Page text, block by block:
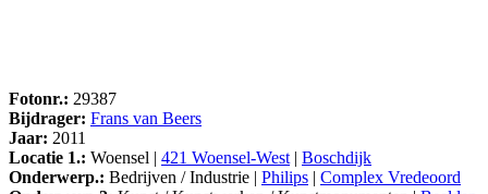
Fotonr.: 29387
Bijdrager: Frans van Beers
Jaar: 2011
Locatie 1.: Woensel | 421 Woensel-West | Boschdijk
Onderwerp.: Bedrijven / Industrie | Philips | Complex Vredeoord